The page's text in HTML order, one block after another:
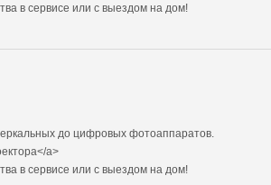
в сервисе или с выездом на дом!
до цифровых фотоаппаратов.
a>
в сервисе или с выездом на дом!